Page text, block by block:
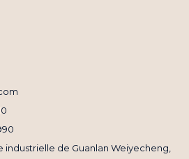
industrielle de Guanlan Weiyecheng,